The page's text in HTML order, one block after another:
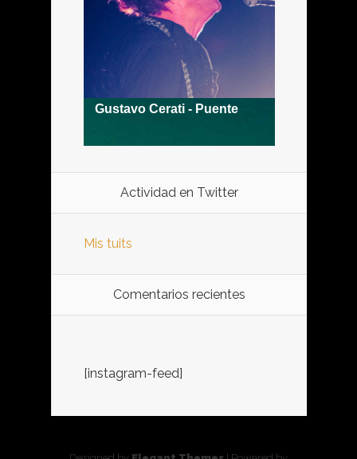
Actividad en Twitter
Mis tuits
Comentarios recientes
[instagram-feed]